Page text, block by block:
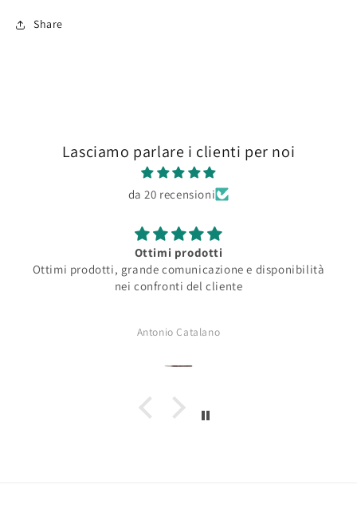
Share
Lasciamo parlare i clienti per noi
da 20 recensioni
Ottimi prodotti
Ottimi prodotti, grande comunicazione e disponibilità
nei confronti del cliente
Antonio Catalano